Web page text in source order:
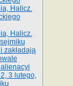
Halicz.
Halicz.
zakładają
3 lutego,